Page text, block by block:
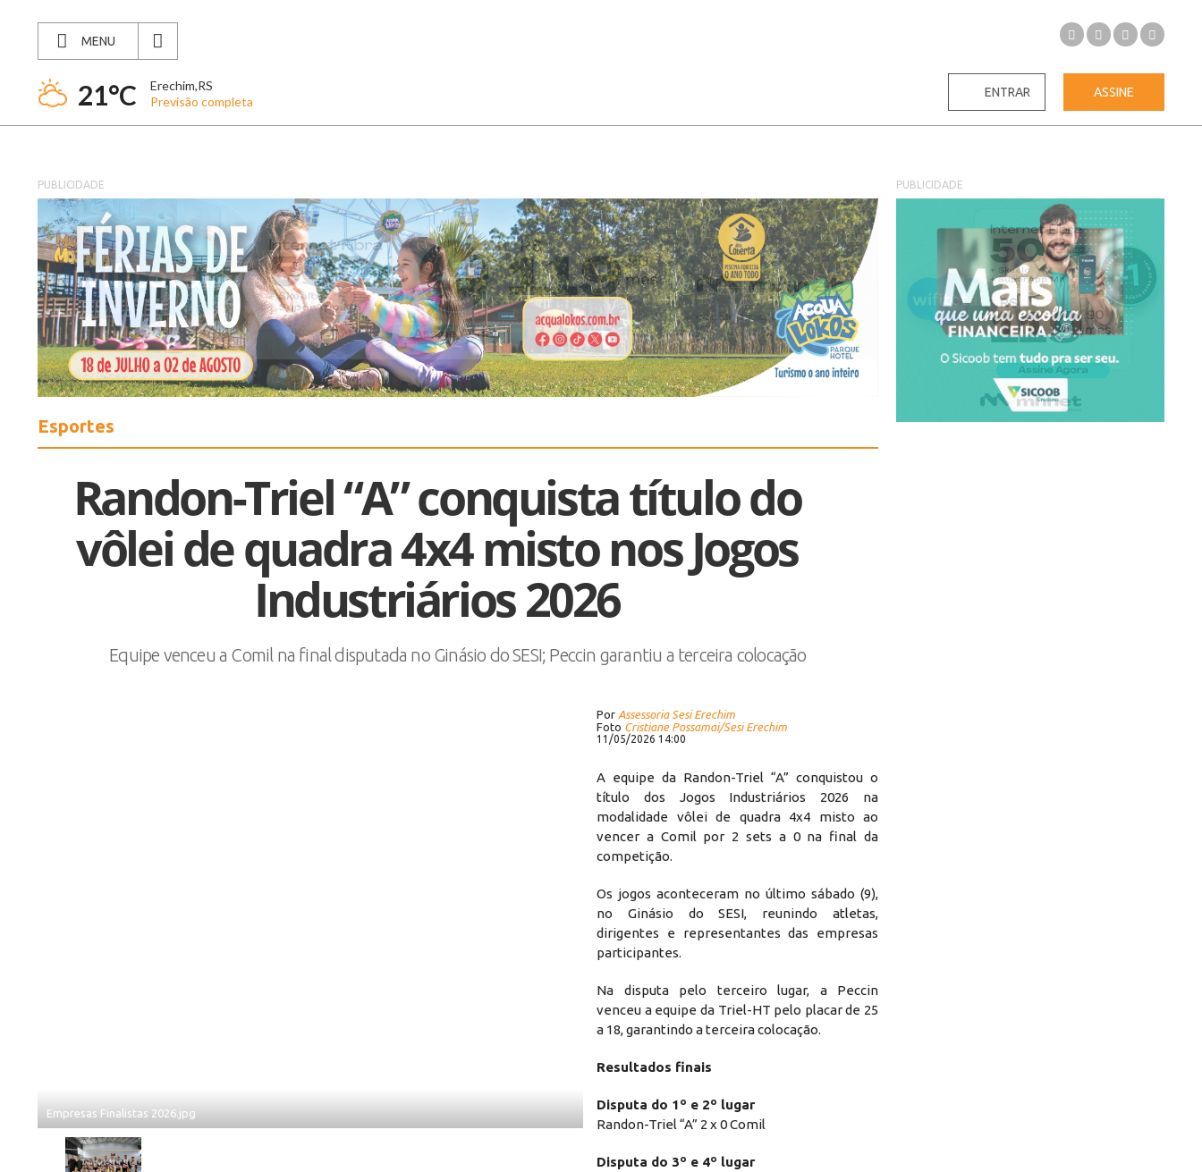
MENU
21°C
Erechim,RS
Previsão completa
ENTRAR ASSINE
PUBLICIDADE
Esportes
Randon-Triel “A” conquista título do
vôlei de quadra 4x4 misto nos Jogos
Industriários 2026
Equipe venceu a Comil na final disputada no Ginásio do SESI; Peccin garantiu a terceira colocação
Empresas Finalistas 2026.jpg
Por Assessoria Sesi Erechim
Foto Cristiane Possamai/Sesi Erechim
11/05/2026 14:00
A equipe da Randon-Triel “A” conquistou o
título dos Jogos Industriários 2026 na
modalidade vôlei de quadra 4x4 misto ao
vencer a Comil por 2 sets a 0 na final da
competição.
Os jogos aconteceram no último sábado (9),
no Ginásio do SESI, reunindo atletas,
dirigentes e representantes das empresas
participantes.
Na disputa pelo terceiro lugar, a Peccin
venceu a equipe da Triel-HT pelo placar de 25
a 18, garantindo a terceira colocação.
Resultados finais
Disputa do 1º e 2º lugar
Randon-Triel “A” 2 x 0 Comil
Disputa do 3º e 4º lugar
PUBLICIDADE